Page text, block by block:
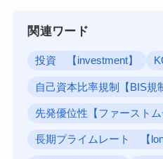
関連ワード
投資 【investment】
自己資本比率規制【BIS規
先発優位性【ファースト
長期プライムレート 【